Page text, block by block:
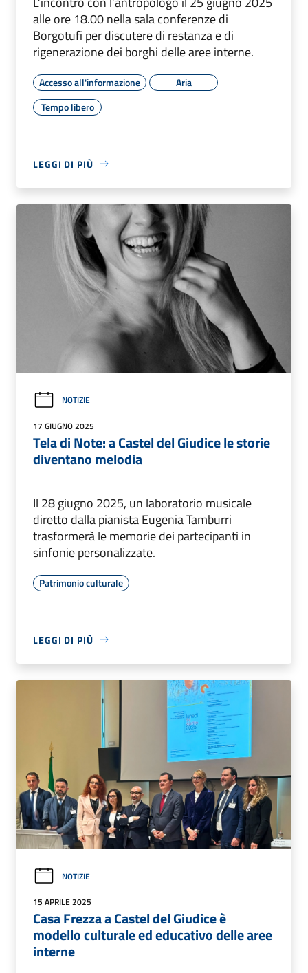
alle ore 18.00 nella sala conferenze di
Borgotufi per discutere di restanza e di
rigenerazione dei borghi delle aree interne.
Accesso all'informazione
Aria
Tempo libero
LEGGI DI PIÙ
NOTIZIE
17 GIUGNO 2025
Tela di Note: a Castel del Giudice le storie
diventano melodia
Il 28 giugno 2025, un laboratorio musicale
diretto dalla pianista Eugenia Tamburri
trasformerà le memorie dei partecipanti in
sinfonie personalizzate.
Patrimonio culturale
LEGGI DI PIÙ
NOTIZIE
15 APRILE 2025
Casa Frezza a Castel del Giudice è
modello culturale ed educativo delle aree
interne